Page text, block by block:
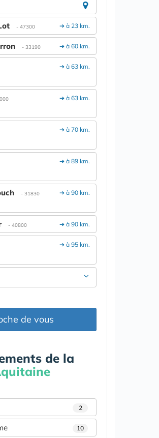
➔ à 23 km.
- 47300
➔ à 60 km.
- 33190
➔ à 63 km.
➔ à 63 km.
➔ à 70 km.
➔ à 89 km.
➔ à 90 km.
- 31830
➔ à 90 km.
- 40800
➔ à 95 km.
de vous
de la
2
10